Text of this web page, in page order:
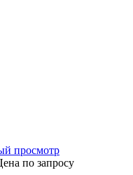
просмотр
по запросу